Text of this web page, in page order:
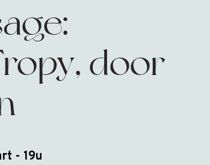
door
- 19u